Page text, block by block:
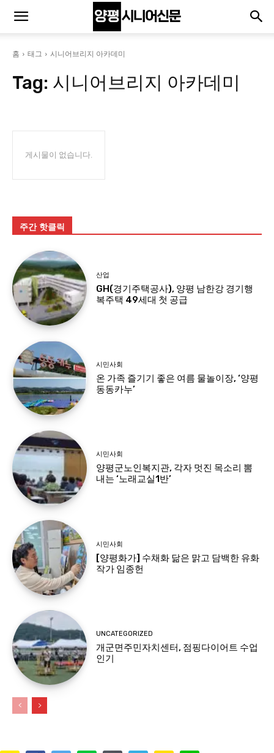
홈 태그 시니어브리지 아카데미
Tag: 시니어브리지 아카데미
게시물이 없습니다.
주간 핫클릭
산업
GH(경기주택공사), 양평 남한강 경기행
복주택 49세대 첫 공급
시민사회
온 가족 즐기기 좋은 여름 물놀이장, ‘양평
동동카누’
시민사회
양평군노인복지관, 각자 멋진 목소리 뽐
내는 ‘노래교실1반’
시민사회
[양평화가] 수채화 닮은 맑고 담백한 유화
작가 임종헌
UNCATEGORIZED
개군면주민자치센터, 점핑다이어트 수업
인기